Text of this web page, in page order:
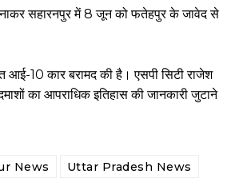
बनाकर सहारनपुर में 8 जून को फतेहपुर के जावेद से
10 कार बरामद की है। एसपी सिटी राजेश
का आपराधिक इतिहास की जानकारी जुटाने
News Uttar Pradesh News